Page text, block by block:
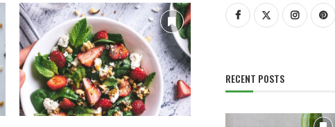
RECENT POSTS